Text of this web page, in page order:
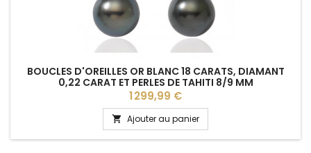
BOUCLES D'OREILLES OR BLANC 18 CARATS, DIAMANT
0,22 CARAT ET PERLES DE TAHITI 8/9 MM
Prix
1 299,99 €
 Ajouter au panier